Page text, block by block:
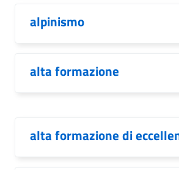
alpinismo
alta formazione
alta formazione di